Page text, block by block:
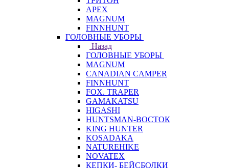
APEX
MAGNUM
FINNHUNT
ГОЛОВНЫЕ УБОРЫ
Назад
ГОЛОВНЫЕ УБОРЫ
MAGNUM
CANADIAN CAMPER
FINNHUNT
FOX. TRAPER
GAMAKATSU
HIGASHI
HUNTSMAN-ВОСТОК
KING HUNTER
KOSADAKA
NATUREHIKE
NOVATEX
КЕПКИ- БЕЙСБОЛКИ